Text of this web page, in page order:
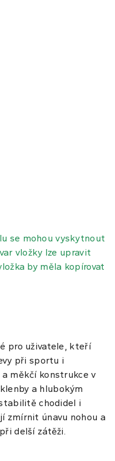
se mohou vyskytnout
vložky lze upravit
by měla kopírovat
pro uživatele, kteří
při sportu i
měkčí konstrukce v
a hlubokým
chodidel i
zmírnit únavu nohou a
delší zátěži.